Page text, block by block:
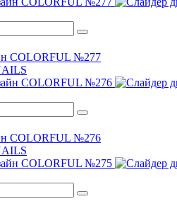
COLORFUL №277
COLORFUL №276